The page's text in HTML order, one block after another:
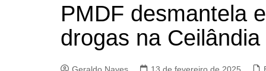
PMDF desmantela
drogas na Ceilândia
Geraldo Naves 13 de fevereiro de 2025